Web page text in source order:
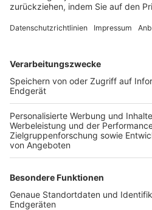
FOLGE DEM BFV
TOP-VEREINE
TOP-PARTNER